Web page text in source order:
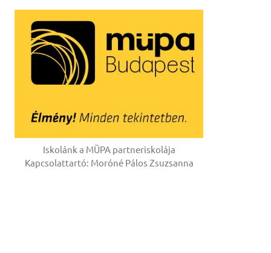
Iskolánk a MÜPA partneriskolája
Kapcsolattartó: Moróné Pálos Zsuzsanna